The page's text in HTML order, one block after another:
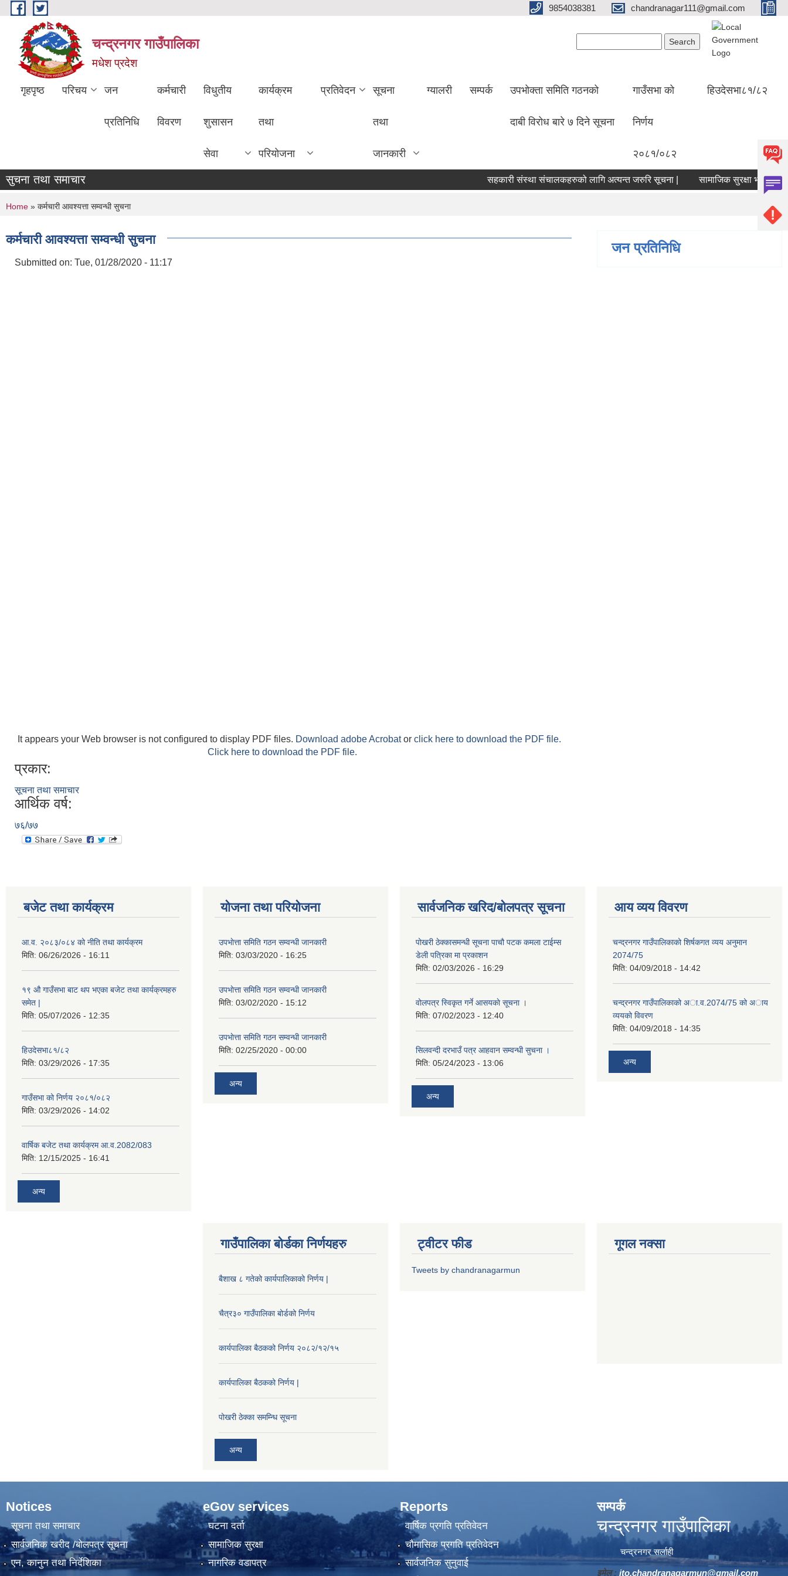
Skip to main content 9854038381 chandranagar111@gmail.com
चन्द्रनगर गाउँपालिका
मधेश प्रदेश
गृहपृष्ठ परिचय जन
प्रतिनिधि
कर्मचारी
विवरण
विधुतीय
शुसासन
सेवा
कार्यक्रम
तथा
परियोजना
प्रतिवेदन सूचना
तथा
जानकारी
ग्यालरी सम्पर्क उपभोक्ता समिति गठनको
दाबी विरोध बारे ७ दिने सूचना
गाउँसभा को
निर्णय
२०८१/०८२
हिउदेसभा८१/८२
सुचना तथा समाचार सहकारी संस्था संचालकहरुको लागि अत्यन्त जरुरि सूचना | सामाजिक सुरक्षा भत्ता सम्बन्धमा |
You are here
Home » कर्मचारी आवश्यत्ता सम्वन्धी सुचना
कर्मचारी आवश्यत्ता सम्वन्धी सुचना
Submitted on: Tue, 01/28/2020 - 11:17
It appears your Web browser is not configured to display PDF files. Download adobe Acrobator click here to download the PDF file.
Click here to download the PDF file.
प्रकार:
सूचना तथा समाचार
आर्थिक वर्ष:
७६/७७
जन प्रतिनिधि
बजेट तथा कार्यक्रम
आ.व. २०८३/०८४ को नीति तथा कार्यक्रम
मिति: 06/26/2026 - 16:11
१९ औ गाउँसभा बाट थप भएका बजेट तथा कार्यक्रमहरु
समेत |
मिति: 05/07/2026 - 12:35
हिउदेसभा८१/८२
मिति: 03/29/2026 - 17:35
गाउँसभा को निर्णय २०८१/०८२
मिति: 03/29/2026 - 14:02
वार्षिक बजेट तथा कार्यक्रम आ.व.2082/083
मिति: 12/15/2025 - 16:41
अन्य
योजना तथा परियोजना
उपभाेत्ता समिति गठन सम्वन्धी जानकारी
मिति: 03/03/2020 - 16:25
उपभाेत्ता समिति गठन सम्वन्धी जानकारी
मिति: 03/02/2020 - 15:12
उपभाेत्ता समिति गठन सम्वन्धी जानकारी
मिति: 02/25/2020 - 00:00
अन्य
सार्वजनिक खरिद/बोलपत्र सूचना
पोखरी ठेक्कासमन्धी सूचना पाचौ पटक कमला टाईम्स
डेली पत्रिका मा प्रकाशन
मिति: 02/03/2026 - 16:29
वोलपत्र स्विकृत गर्ने आसयकाे सूचना ।
मिति: 07/02/2023 - 12:40
सिलवन्दी दरभाउँ पत्र आहवान सम्वन्धी सुचना ।
मिति: 05/24/2023 - 13:06
अन्य
आय व्यय विवरण
चन्द्रनगर गाउँपालिकाको शिर्षकगत व्यय अनुमान
2074/75
मिति: 04/09/2018 - 14:42
चन्द्रनगर गाउँपालिकाको अा‍‍‍.व.2074/75 को अाय
व्ययको विवरण
मिति: 04/09/2018 - 14:35
अन्य
गाउँपालिका बोर्डका निर्णयहरु
बैशाख ८ गतेको कार्यपालिकाको निर्णय |
चैत्र३० गाउँपालिका बोर्डको निर्णय
कार्यपालिका बैठकको निर्णय २०८२/१२/१५
कार्यपालिका बैठकको निर्णय |
पोखरी ठेक्का समम्न्धि सूचना
अन्य
ट्वीटर फीड
Tweets by chandranagarmun
गूगल नक्सा
Notices
सूचना तथा समाचार
सार्वजनिक खरीद /बोलपत्र सूचना
एन, कानुन तथा निर्देशिका
eGov services
घटना दर्ता
सामाजिक सुरक्षा
नागरिक वडापत्र
Reports
वार्षिक प्रगति प्रतिवेदन
चौमासिक प्रगति प्रतिवेदन
सार्वजनिक सुनुवाई
सम्पर्क
चन्द्रनगर गाउँपालिका
चन्द्रनगर सर्लाही
इमेल : ito.chandranagarmun@gmail.com